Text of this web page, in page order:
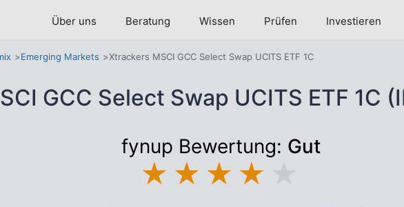
Über uns Beratung Wissen Prüfen Investieren
Emerging Markets Xtrackers MSCI GCC Select Swap UCITS ETF 1C
GCC Select Swap UCITS ETF 1C
fynup Bewertung: Gut
★ ★ ★ ★